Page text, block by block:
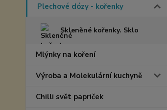
Plechové dózy - kořenky
Skleněné kořenky. Sklo
Mlýnky na koření
Výroba a Molekulární kuchyně
Chilli svět papriček